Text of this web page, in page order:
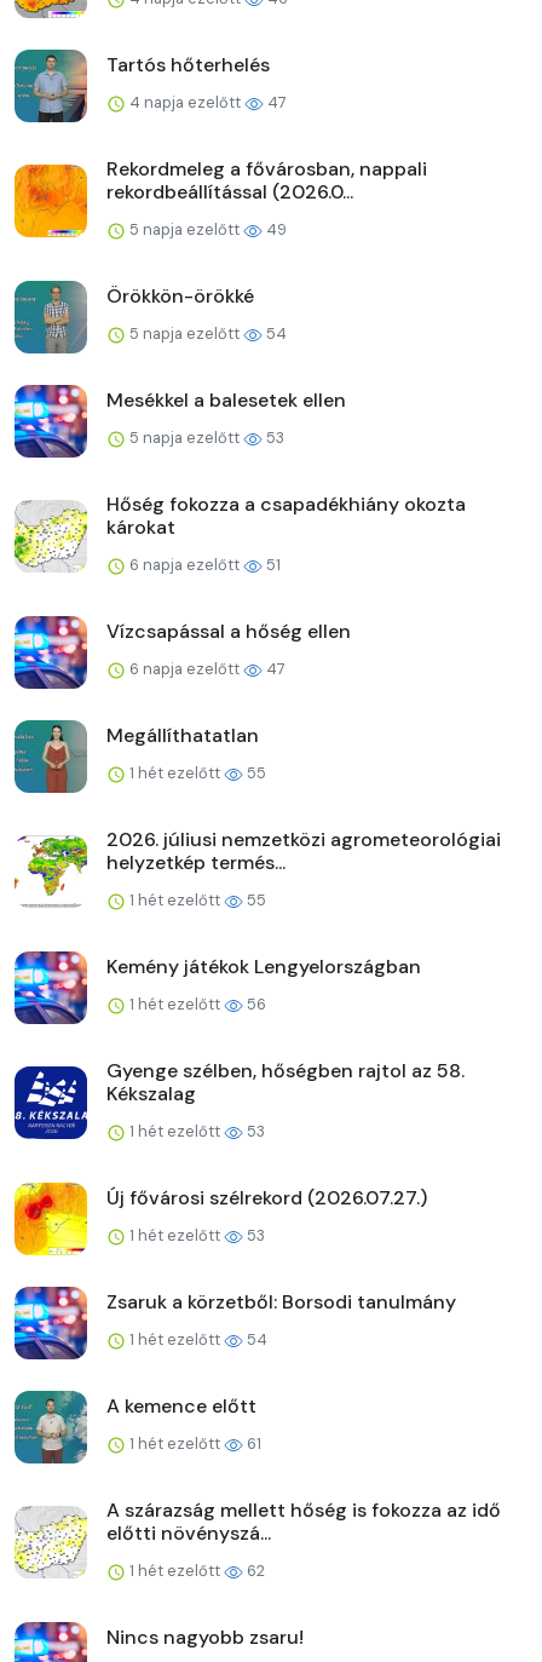
Tartós hőterhelés
4 napja ezelőtt 47
Rekordmeleg a fővárosban, nappali
rekordbeállítással (2026.0...
5 napja ezelőtt 49
Örökkön-örökké
5 napja ezelőtt 54
Mesékkel a balesetek ellen
5 napja ezelőtt 53
Hőség fokozza a csapadékhiány okozta
károkat
6 napja ezelőtt 51
Vízcsapással a hőség ellen
6 napja ezelőtt 47
Megállíthatatlan
1 hét ezelőtt 55
2026. júliusi nemzetközi agrometeorológiai
helyzetkép termés...
1 hét ezelőtt 55
Kemény játékok Lengyelországban
1 hét ezelőtt 56
Gyenge szélben, hőségben rajtol az 58.
Kékszalag
1 hét ezelőtt 53
Új fővárosi szélrekord (2026.07.27.)
1 hét ezelőtt 53
Zsaruk a körzetből: Borsodi tanulmány
1 hét ezelőtt 54
A kemence előtt
1 hét ezelőtt 61
A szárazság mellett hőség is fokozza az idő
előtti növényszá...
1 hét ezelőtt 62
Nincs nagyobb zsaru!